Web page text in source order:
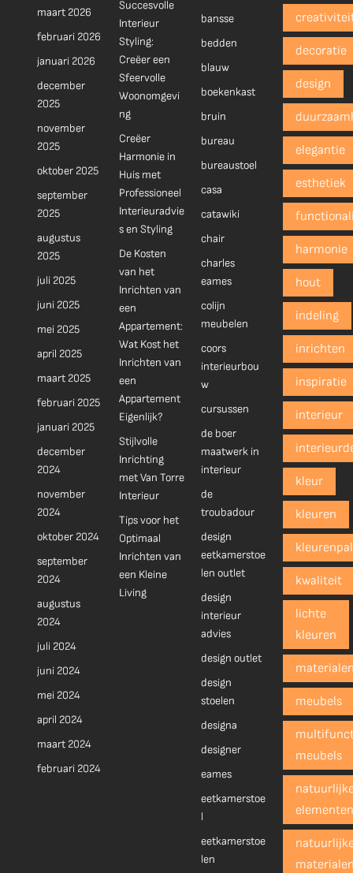
maart 2026
februari 2026
januari 2026
december
2025
november
2025
oktober 2025
september
2025
augustus
2025
juli 2025
juni 2025
mei 2025
april 2025
maart 2025
februari 2025
januari 2025
december
2024
november
2024
oktober 2024
september
2024
augustus
2024
juli 2024
juni 2024
mei 2024
april 2024
maart 2024
februari 2024
Succesvolle
Interieur
Styling:
Creëer een
Sfeervolle
Woonomgevi
ng
Creëer
Harmonie in
Huis met
Professioneel
Interieuradvie
s en Styling
De Kosten
van het
Inrichten van
een
Appartement:
Wat Kost het
Inrichten van
een
Appartement
Eigenlijk?
Stijlvolle
Inrichting
met Van Torre
Interieur
Tips voor het
Optimaal
Inrichten van
een Kleine
Living
bansse
bedden
blauw
boekenkast
bruin
bureau
bureaustoel
casa
catawiki
chair
charles
eames
colijn
meubelen
coors
interieurbou
w
cursussen
de boer
maatwerk in
interieur
de
troubadour
design
eetkamerstoe
len outlet
design
interieur
advies
design outlet
design
stoelen
designa
designer
eames
eetkamerstoe
l
eetkamerstoe
len
decoratie
design
elegantie
esthetiek
harmonie
hout
indeling
inrichten
inspiratie
interieur
kleur
kleuren
kwaliteit
lichte
kleuren
meubels
meubels